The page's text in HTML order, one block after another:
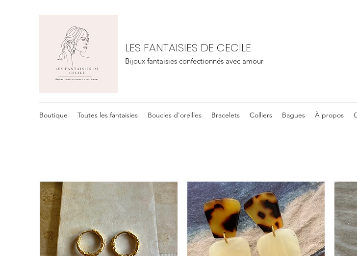
LES FANTAISIES DE CECILE
Bijoux fantaisies confectionnés avec amour
Boutique Toutes les fantaisies Boucles d'oreilles Bracelets Colliers Bagues À propos